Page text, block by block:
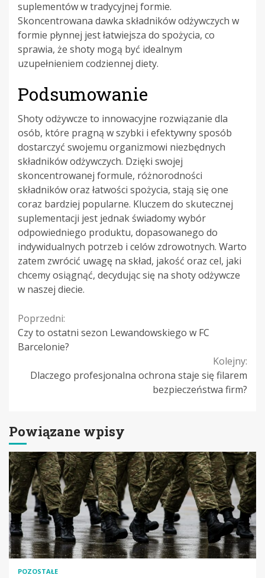
suplementów w tradycyjnej formie.
Skoncentrowana dawka składników odżywczych w
formie płynnej jest łatwiejsza do spożycia, co
sprawia, że shoty mogą być idealnym
uzupełnieniem codziennej diety.
Podsumowanie
Shoty odżywcze to innowacyjne rozwiązanie dla
osób, które pragną w szybki i efektywny sposób
dostarczyć swojemu organizmowi niezbędnych
składników odżywczych. Dzięki swojej
skoncentrowanej formule, różnorodności
składników oraz łatwości spożycia, stają się one
coraz bardziej popularne. Kluczem do skutecznej
suplementacji jest jednak świadomy wybór
odpowiedniego produktu, dopasowanego do
indywidualnych potrzeb i celów zdrowotnych. Warto
zatem zwrócić uwagę na skład, jakość oraz cel, jaki
chcemy osiągnąć, decydując się na shoty odżywcze
w naszej diecie.
Continue
Reading
Poprzedni:
Czy to ostatni sezon Lewandowskiego w FC
Barcelonie?
Kolejny:
Dlaczego profesjonalna ochrona staje się filarem
bezpieczeństwa firm?
Powiązane wpisy
POZOSTAŁE